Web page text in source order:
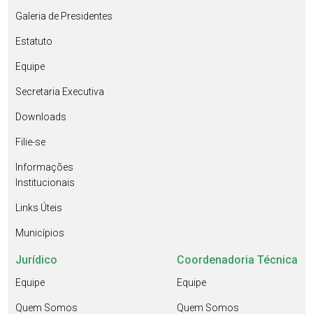
Galeria de Presidentes
Estatuto
Equipe
Secretaria Executiva
Downloads
Filie-se
Informações
Institucionais
Links Úteis
Municípios
Jurídico
Equipe
Quem Somos
Coordenadoria Técnica
Equipe
Quem Somos